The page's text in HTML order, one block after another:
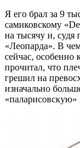
Я его брал за 9
самиковскому
на тысячу и,
«Леопарда». В
сейчас, особенно
прочитал, что
грешил на
изначально
«паларисовскую»